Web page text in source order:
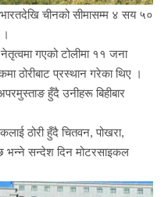
भारतदेखि चीनको सीमासम्म ४ सय ५०
गएको टोलीमा ११ जना
ठोरीबाट प्रस्थान गरेका थिए ।
हुँदै उनीहरू बिहीबार
ठोरी हुँदै चितवन, पोखरा,
भन्ने सन्देश दिन मोटरसाइकल